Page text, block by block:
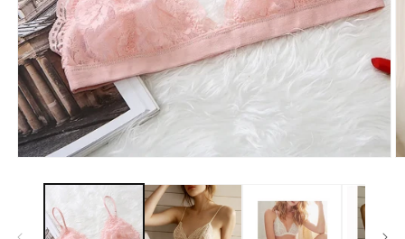
modalnym